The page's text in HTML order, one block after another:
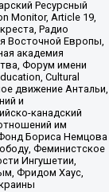
Ресурсный
Monitor, Article 19,
Радио
Восточной Европы,
академия
Форум имени
Cultural
движение Антальи,
и
канадский
им
Бориса Немцова
Феминистское
Ингушетии,
Фридом Хаус,